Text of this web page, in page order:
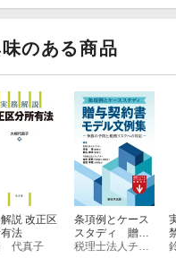
のある商品
説 改正区
法
代真子
条項例とケース
スタディ 贈与
契約書モデル文
税理士法人チェスター 河合 厚